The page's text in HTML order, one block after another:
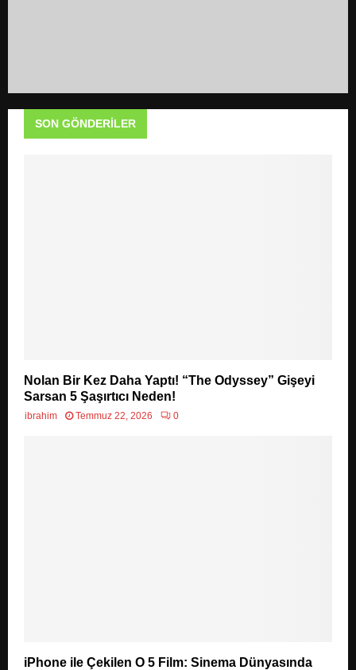
SON GÖNDERILER
Nolan Bir Kez Daha Yaptı! “The Odyssey” Gişeyi
Sarsan 5 Şaşırtıcı Neden!
ibrahim Temmuz 22, 2026 0
iPhone ile Çekilen O 5 Film: Sinema Dünyasında